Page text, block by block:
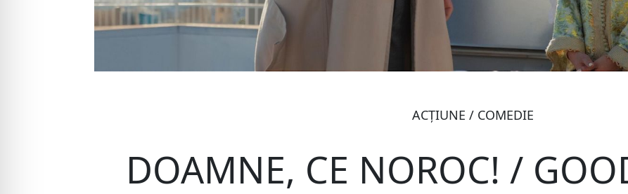
ACŢIUNE / COMEDIE
DOAMNE, CE NOROC! /